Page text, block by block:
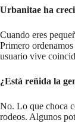
Urbanitae ha
Cuando eres
Primero
usuario vive
¿Está reñida la
No. Lo que choca
rodeos. Algunos